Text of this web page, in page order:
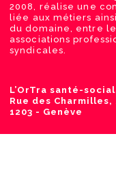
2008, réalise une
liée aux métiers
du domaine, entre
associations
syndicales.
L’OrTra santé-
Rue des Charmilles,
1203 - Genève